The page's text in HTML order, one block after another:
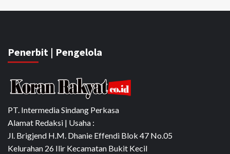
Penerbit | Pengelola
PT. Intermedia Sindang Perkasa
Alamat Redaksi | Usaha :
Jl. Brigjend H.M. Dhanie Effendi Blok 47 No.05
Kelurahan 26 Ilir Kecamatan Bukit Kecil